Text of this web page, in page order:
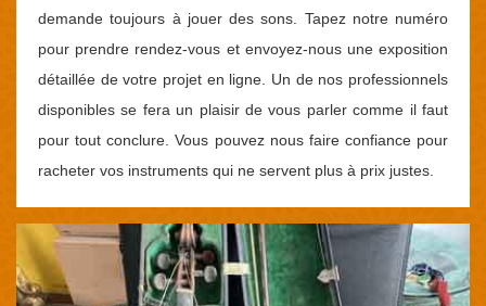
demande toujours à jouer des sons. Tapez notre numéro
pour prendre rendez-vous et envoyez-nous une exposition
détaillée de votre projet en ligne. Un de nos professionnels
disponibles se fera un plaisir de vous parler comme il faut
pour tout conclure. Vous pouvez nous faire confiance pour
racheter vos instruments qui ne servent plus à prix justes.